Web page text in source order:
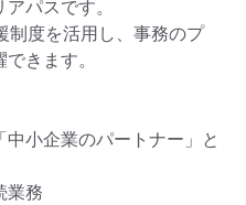
パスです。
制度を活用し、事務のプ
きます。
小企業のパートナー」と
業務